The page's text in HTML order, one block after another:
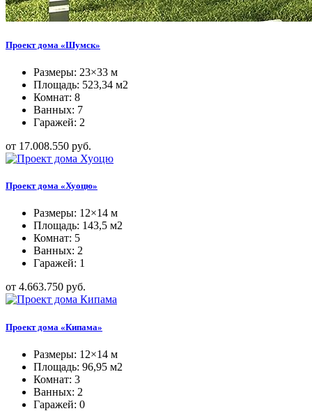
Проект дома «Шумск»
Размеры: 23×33 м
Площадь: 523,34 м2
Комнат: 8
Ванных: 7
Гаражей: 2
от 17.008.550 руб.
Проект дома «Хуоцю»
Размеры: 12×14 м
Площадь: 143,5 м2
Комнат: 5
Ванных: 2
Гаражей: 1
от 4.663.750 руб.
Проект дома «Кипама»
Размеры: 12×14 м
Площадь: 96,95 м2
Комнат: 3
Ванных: 2
Гаражей: 0